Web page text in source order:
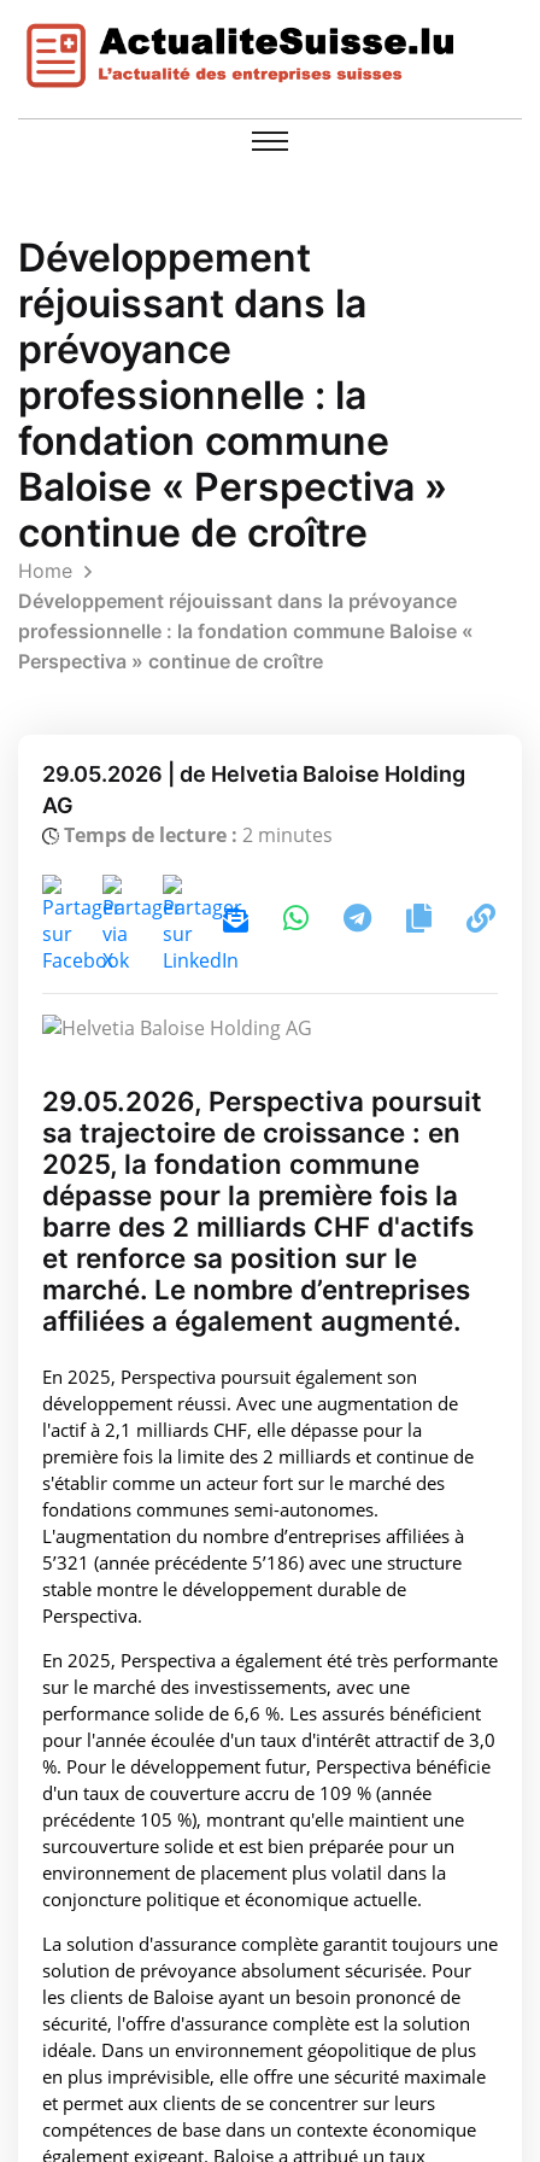
Développement
réjouissant dans la
prévoyance
professionnelle : la
fondation commune
Baloise « Perspectiva »
continue de croître
Home
Développement réjouissant dans la prévoyance
professionnelle : la fondation commune Baloise «
Perspectiva » continue de croître
29.05.2026 | de Helvetia Baloise Holding
AG
Temps de lecture : 2 minutes
29.05.2026, Perspectiva poursuit
sa trajectoire de croissance : en
2025, la fondation commune
dépasse pour la première fois la
barre des 2 milliards CHF d'actifs
et renforce sa position sur le
marché. Le nombre d’entreprises
affiliées a également augmenté.
En 2025, Perspectiva poursuit également son
développement réussi. Avec une augmentation de
l'actif à 2,1 milliards CHF, elle dépasse pour la
première fois la limite des 2 milliards et continue de
s'établir comme un acteur fort sur le marché des
fondations communes semi-autonomes.
L'augmentation du nombre d’entreprises affiliées à
5’321 (année précédente 5’186) avec une structure
stable montre le développement durable de
Perspectiva.
En 2025, Perspectiva a également été très performante
sur le marché des investissements, avec une
performance solide de 6,6 %. Les assurés bénéficient
pour l'année écoulée d'un taux d'intérêt attractif de 3,0
%. Pour le développement futur, Perspectiva bénéficie
d'un taux de couverture accru de 109 % (année
précédente 105 %), montrant qu'elle maintient une
surcouverture solide et est bien préparée pour un
environnement de placement plus volatil dans la
conjoncture politique et économique actuelle.
La solution d'assurance complète garantit toujours une
solution de prévoyance absolument sécurisée. Pour
les clients de Baloise ayant un besoin prononcé de
sécurité, l'offre d'assurance complète est la solution
idéale. Dans un environnement géopolitique de plus
en plus imprévisible, elle offre une sécurité maximale
et permet aux clients de se concentrer sur leurs
compétences de base dans un contexte économique
également exigeant. Baloise a attribué un taux